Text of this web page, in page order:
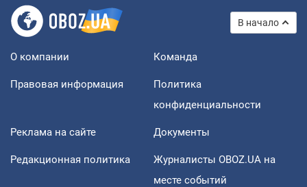
В начало
О компании Команда
Правовая информация
Политика
конфиденциальности
Реклама на сайте Документы
Редакционная политика
Журналисты OBOZ.UA на
месте событий